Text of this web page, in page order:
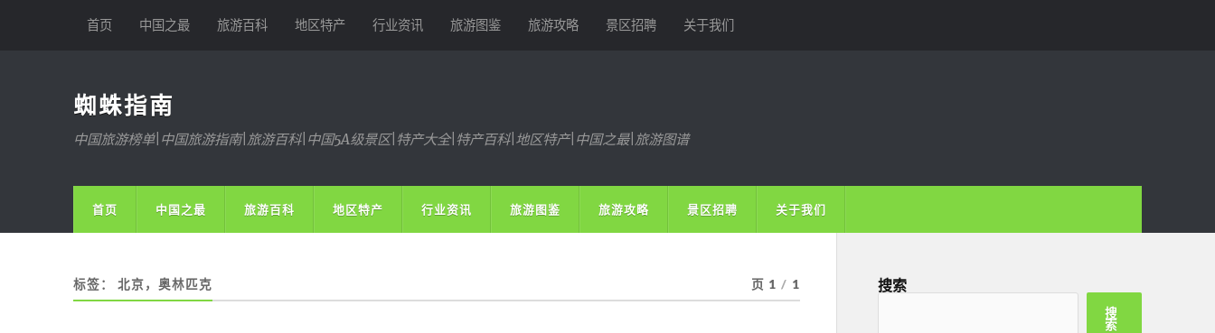
首页 中国之最 旅游百科 地区特产 行业资讯 旅游图鉴 旅游攻略 景区招聘 关于我们
蜘蛛指南
中国旅游榜单|中国旅游指南|旅游百科|中国5A级景区|特产大全|特产百科|地区特产|中国之最|旅游图谱
首页 中国之最 旅游百科 地区特产 行业资讯 旅游图鉴 旅游攻略 景区招聘 关于我们
标签： 北京，奥林匹克 页 1 / 1 搜索
搜
索